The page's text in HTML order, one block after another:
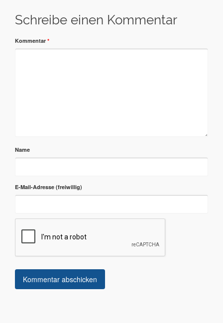
Schreibe einen Kommentar
Kommentar *
Name
E-Mail-Adresse